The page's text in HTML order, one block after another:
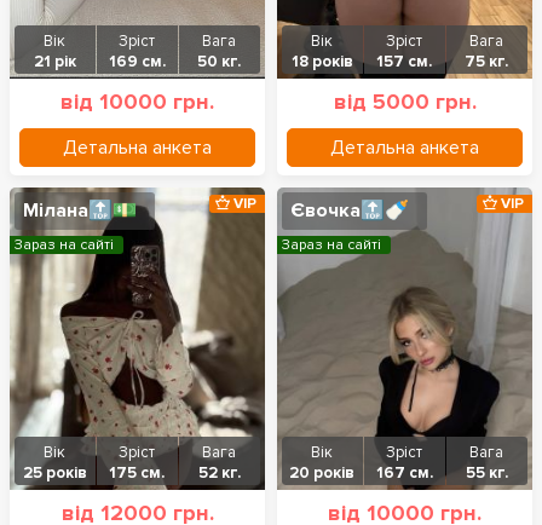
Вік
21 рік
Зріст
169 см.
Вага
50 кг.
від 10000 грн.
Детальна анкета
Вік
18 років
Зріст
157 см.
Вага
75 кг.
від 5000 грн.
Детальна анкета
Мілана🔝💵
Вік
25 років
Зріст
175 см.
Вага
52 кг.
від 12000 грн.
VIP
Зараз на сайті
Євочка🔝🍼
Вік
20 років
Зріст
167 см.
Вага
55 кг.
від 10000 грн.
VIP
Зараз на сайті